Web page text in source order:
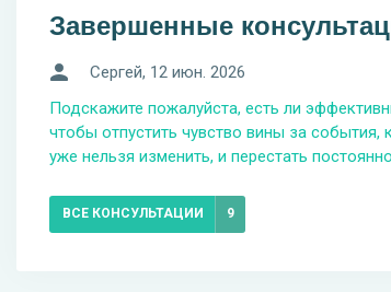
Завершенные
Сергей, 12 июн. 2026
Подскажите пожалуйста, есть ли
чтобы отпустить чувство вины за события,
уже нельзя изменить, и перестать
ВСЕ КОНСУЛЬТАЦИИ 9